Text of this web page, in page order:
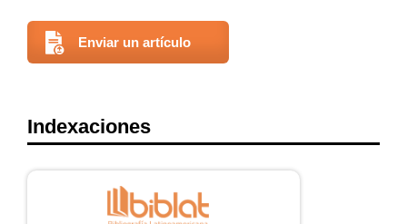
Enviar un artículo
Indexaciones